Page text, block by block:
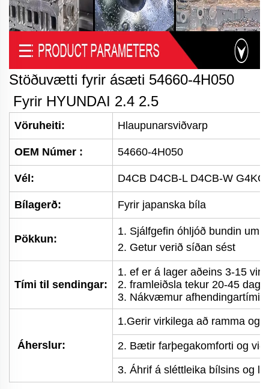
Stöðuvætti fyrir ásæti 54660-4H050
Fyrir HYUNDAI 2.4 2.5
Vöruheiti: Hlaupunarsviðvarp
OEM Númer : 54660-4H050
Vél: D4CB D4CB-L D4CB-W G4KC
Bílagerð: Fyrir japanska bíla
Pökkun:
1. Sjálfgefin óhljóð bundin
2. Getur verið síðan sést
Tími til sendingar:
1. ef er á lager aðeins 3-15
2. framleiðsla tekur 20-45
3. Nákvæmur afhendingartími
Áherslur:
1.Gerir virkilega að ramma og
2. Bætir farþegakomforti og
3. Áhrif á sléttleika bílsins og